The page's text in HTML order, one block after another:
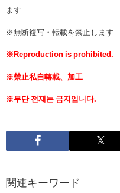
ます
※無断複写・転載を禁止します
※Reproduction is prohibited.
※禁止私自轉載、加工
※무단 전재는 금지입니다.
関連キーワード